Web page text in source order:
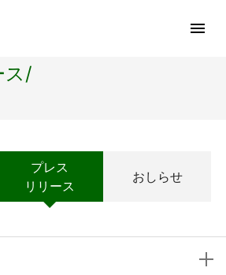
ス/
プレス
リリース
おしらせ